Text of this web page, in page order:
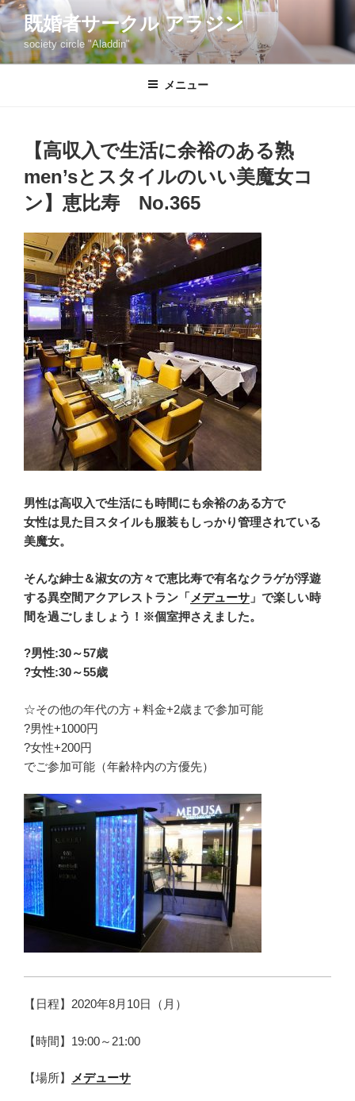
コ
ン
テ
ン
既婚者サークル アラジン
society circle "Aladdin"
メニュー
【高収入で生活に余裕のある熟
men’sとスタイルのいい美魔女コ
ン】恵比寿 No.365
男性は高収入で生活にも時間にも余裕のある方で
女性は見た目スタイルも服装もしっかり管理されている
美魔女。
そんな紳士＆淑女の方々で恵比寿で有名なクラゲが浮遊
する異空間アクアレストラン 「 メデューサ 」 で楽しい時
間を過ごしましょう！※個室押さえました。
?男性:30～57歳
?女性:30～55歳
☆その他の年代の方＋料金+2歳まで参加可能
?男性+1000円
?女性+200円
でご参加可能（年齢枠内の方優先）
【日程】2020年8月10日（月）
【時間】19:00～21:00
【場所】 メデューサ